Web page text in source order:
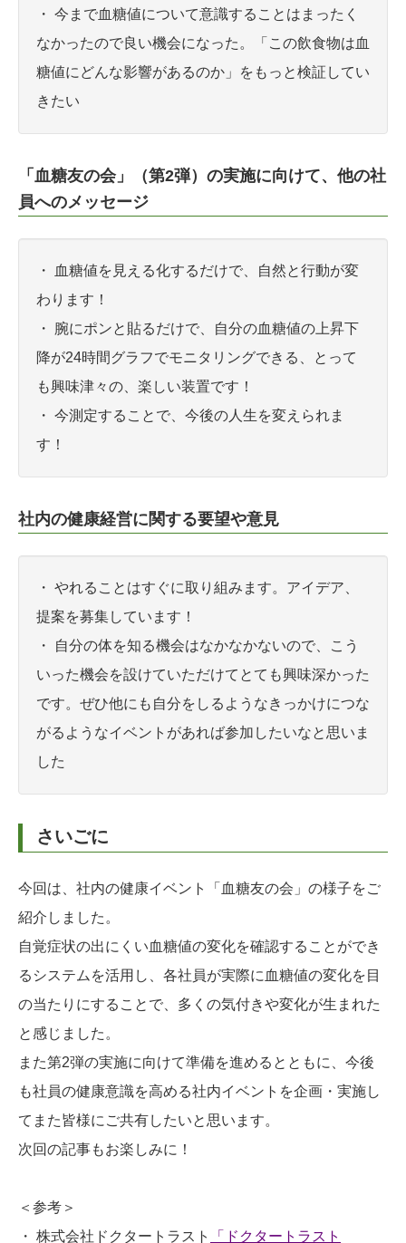
・ 今まで血糖値について意識することはまったく
なかったので良い機会になった。「この飲食物は血
糖値にどんな影響があるのか」をもっと検証してい
きたい
「血糖友の会」（第2弾）の実施に向けて、他の社
員へのメッセージ
・ 血糖値を見える化するだけで、自然と行動が変
わります！
・ 腕にポンと貼るだけで、自分の血糖値の上昇下
降が24時間グラフでモニタリングできる、とって
も興味津々の、楽しい装置です！
・ 今測定することで、今後の人生を変えられま
す！
社内の健康経営に関する要望や意見
・ やれることはすぐに取り組みます。アイデア、
提案を募集しています！
・ 自分の体を知る機会はなかなかないので、こう
いった機会を設けていただけてとても興味深かった
です。ぜひ他にも自分をしるようなきっかけにつな
がるようなイベントがあれば参加したいなと思いま
した
さいごに
今回は、社内の健康イベント「血糖友の会」の様子をご
紹介しました。
自覚症状の出にくい血糖値の変化を確認することができ
るシステムを活用し、各社員が実際に血糖値の変化を目
の当たりにすることで、多くの気付きや変化が生まれた
と感じました。
また第2弾の実施に向けて準備を進めるとともに、今後
も社員の健康意識を高める社内イベントを企画・実施し
てまた皆様にご共有したいと思います。
次回の記事もお楽しみに！
＜参考＞
・ 株式会社ドクタートラスト
「ドクタートラスト